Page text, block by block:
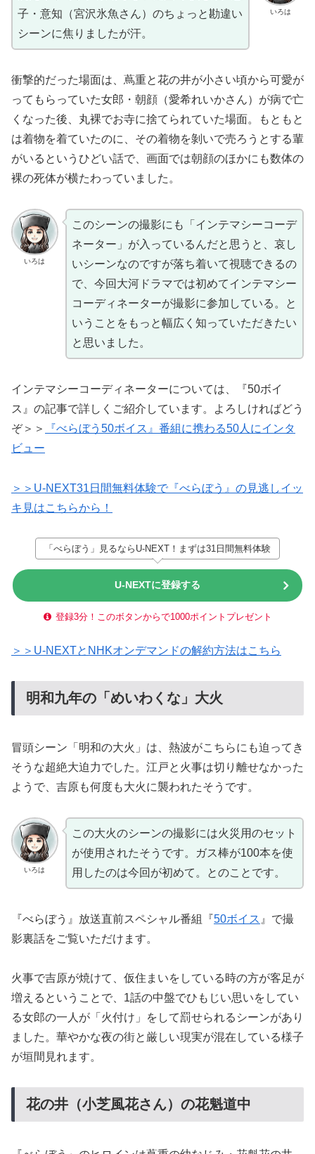
いろは
子・意知（宮沢氷魚さん）のちょっと勘違い
シーンに焦りましたが汗。
衝撃的だった場面は、蔦重と花の井が小さい頃から可愛が
ってもらっていた女郎・朝顔（愛希れいかさん）が病で亡
くなった後、丸裸でお寺に捨てられていた場面。もともと
は着物を着ていたのに、その着物を剝いで売ろうとする輩
がいるというひどい話で、画面では朝顔のほかにも数体の
裸の死体が横たわっていました。
いろは
このシーンの撮影にも「インテマシーコーデ
ネーター」が入っているんだと思うと、哀し
いシーンなのですが落ち着いて視聴できるの
で、今回大河ドラマでは初めてインテマシー
コーディネーターが撮影に参加している。と
いうことをもっと幅広く知っていただきたい
と思いました。
インテマシーコーディネーターについては、『50ボイ
ス』の記事で詳しくご紹介しています。よろしければどう
ぞ＞＞
『べらぼう50ボイス』番組に携わる50人にインタ
ビュー
＞＞U-NEXT31日間無料体験で『べらぼう』の見逃しイッ
キ見はこちらから！
「べらぼう」見るならU-NEXT！まずは31日間無料体験
U-NEXTに登録する
登録3分！このボタンからで1000ポイントプレゼント
＞＞U-NEXTとNHKオンデマンドの解約方法はこちら
明和九年の「めいわくな」大火
冒頭シーン「明和の大火」は、熱波がこちらにも迫ってき
そうな超絶大迫力でした。江戸と火事は切り離せなかった
ようで、吉原も何度も大火に襲われたそうです。
いろは
この大火のシーンの撮影には火災用のセット
が使用されたそうです。ガス棒が100本を使
用したのは今回が初めて。とのことです。
『べらぼう』放送直前スペシャル番組『50ボイス 』で撮
影裏話をご覧いただけます。
火事で吉原が焼けて、仮住まいをしている時の方が客足が
増えるということで、1話の中盤でひもじい思いをしてい
る女郎の一人が「火付け」をして罰せられるシーンがあり
ました。華やかな夜の街と厳しい現実が混在している様子
が垣間見れます。
花の井（小芝風花さん）の花魁道中